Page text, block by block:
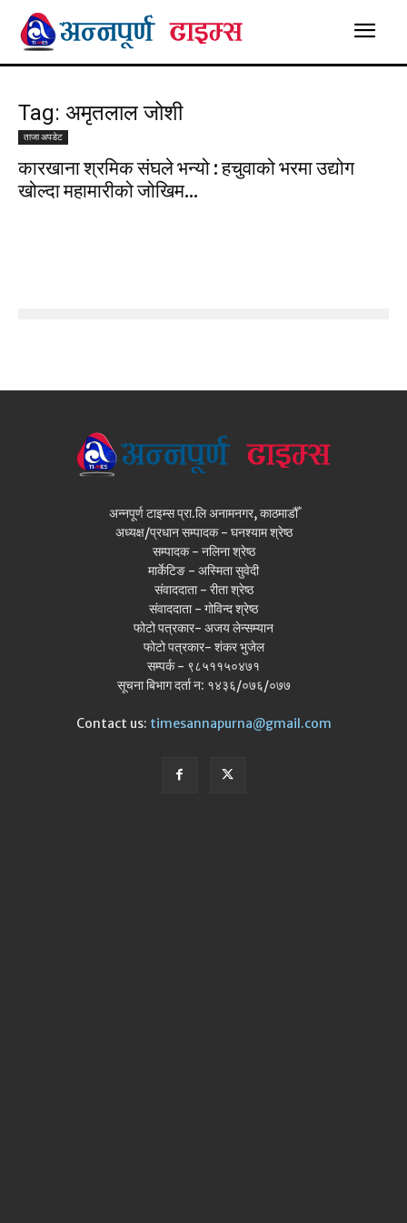
Tag: अमृतलाल जोशी
ताजा अपडेट
कारखाना श्रमिक संघले भन्यो : हचुवाको भरमा उद्योग
खोल्दा महामारीको जोखिम...
अन्नपूर्ण टाइम्स प्रा.लि अनामनगर, काठमाडौँ
अध्यक्ष/प्रधान सम्पादक - घनश्याम श्रेष्ठ
सम्पादक - नलिना श्रेष्ठ
मार्केटिङ - अस्मिता सुवेदी
संवाददाता - रीता श्रेष्ठ
संवाददाता - गोविन्द श्रेष्ठ
फोटो पत्रकार- अजय लेन्सम्यान
फोटो पत्रकार- शंकर भुजेल
सम्पर्क - ९८५११५०४७१
सूचना बिभाग दर्ता न: १४३६/०७६/०७७
Contact us: timesannapurna@gmail.com